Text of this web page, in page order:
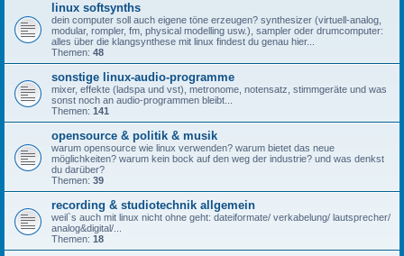
linux softsynths
dein computer soll auch eigene töne erzeugen? synthesizer (virtuell-analog,
modular, rompler, fm, physical modelling usw.), sampler oder drumcomputer:
alles über die klangsynthese mit linux findest du genau hier...
Themen: 48
sonstige linux-audio-programme
mixer, effekte (ladspa und vst), metronome, notensatz, stimmgeräte und was
sonst noch an audio-programmen bleibt...
Themen: 141
opensource & politik & musik
warum opensource wie linux verwenden? warum bietet das neue
möglichkeiten? warum kein bock auf den weg der industrie? und was denkst
du darüber?
Themen: 39
recording & studiotechnik allgemein
weil`s auch mit linux nicht ohne geht: dateiformate/ verkabelung/ lautsprecher/
analog&digital/...
Themen: 18